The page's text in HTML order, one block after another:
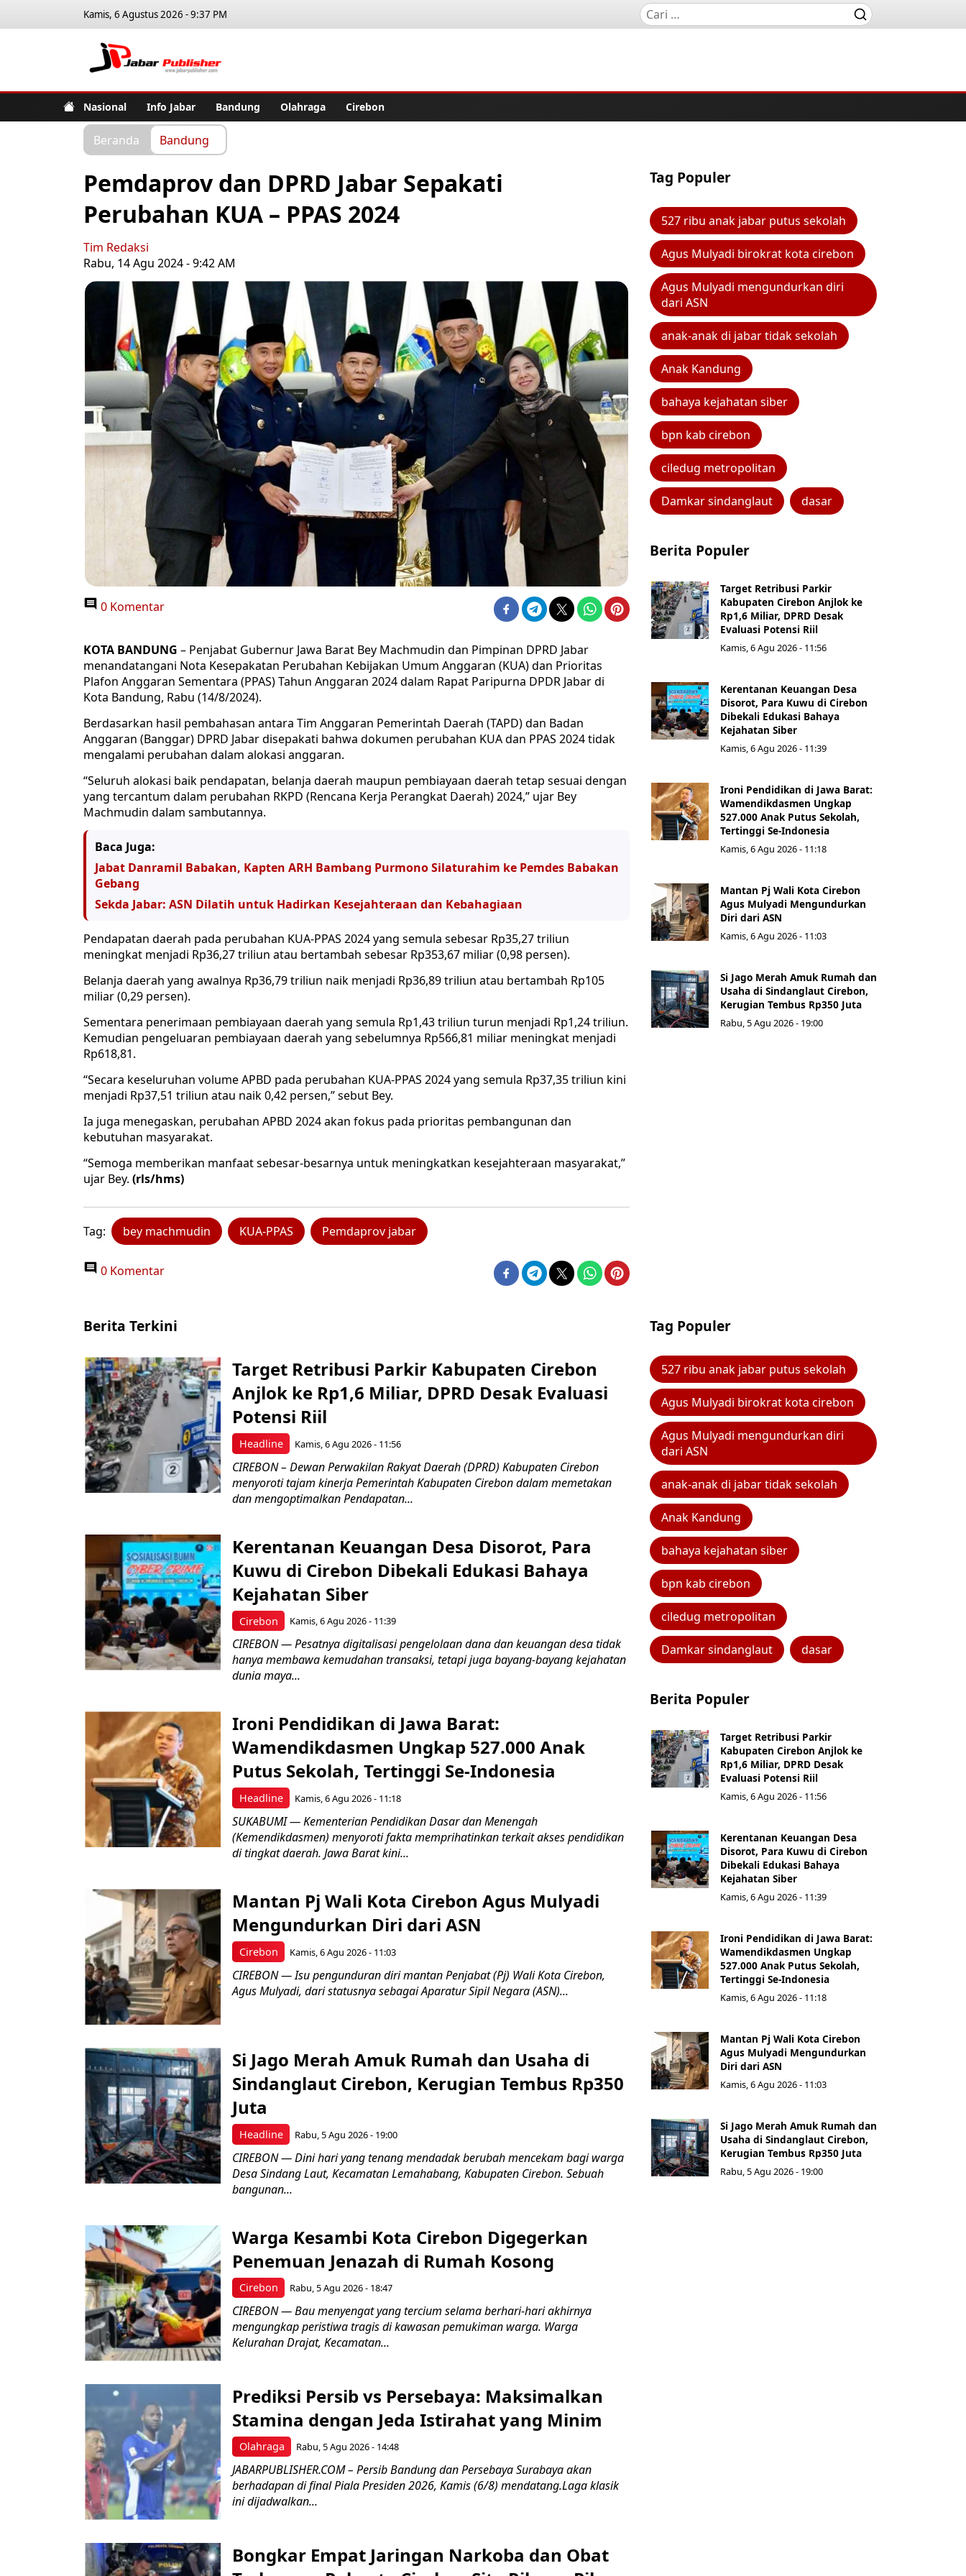
Kamis, 6 Agustus 2026 - 9:37 PM
Nasional Info Jabar Bandung Olahraga Cirebon
Beranda Bandung
Pemdaprov dan DPRD Jabar Sepakati
Perubahan KUA – PPAS 2024
Tim Redaksi
Rabu, 14 Agu 2024 - 9:42 AM
0 Komentar
KOTA BANDUNG – Penjabat Gubernur Jawa Barat Bey Machmudin dan Pimpinan DPRD Jabar
menandatangani Nota Kesepakatan Perubahan Kebijakan Umum Anggaran (KUA) dan Prioritas
Plafon Anggaran Sementara (PPAS) Tahun Anggaran 2024 dalam Rapat Paripurna DPDR Jabar di
Kota Bandung, Rabu (14/8/2024).
Berdasarkan hasil pembahasan antara Tim Anggaran Pemerintah Daerah (TAPD) dan Badan
Anggaran (Banggar) DPRD Jabar disepakati bahwa dokumen perubahan KUA dan PPAS 2024 tidak
mengalami perubahan dalam alokasi anggaran.
“Seluruh alokasi baik pendapatan, belanja daerah maupun pembiayaan daerah tetap sesuai dengan
yang tercantum dalam perubahan RKPD (Rencana Kerja Perangkat Daerah) 2024,” ujar Bey
Machmudin dalam sambutannya.
Baca Juga:
Jabat Danramil Babakan, Kapten ARH Bambang Purmono Silaturahim ke Pemdes Babakan
Gebang
Sekda Jabar: ASN Dilatih untuk Hadirkan Kesejahteraan dan Kebahagiaan
Pendapatan daerah pada perubahan KUA-PPAS 2024 yang semula sebesar Rp35,27 triliun
meningkat menjadi Rp36,27 triliun atau bertambah sebesar Rp353,67 miliar (0,98 persen).
Belanja daerah yang awalnya Rp36,79 triliun naik menjadi Rp36,89 triliun atau bertambah Rp105
miliar (0,29 persen).
Sementara penerimaan pembiayaan daerah yang semula Rp1,43 triliun turun menjadi Rp1,24 triliun.
Kemudian pengeluaran pembiayaan daerah yang sebelumnya Rp566,81 miliar meningkat menjadi
Rp618,81.
“Secara keseluruhan volume APBD pada perubahan KUA-PPAS 2024 yang semula Rp37,35 triliun kini
menjadi Rp37,51 triliun atau naik 0,42 persen,” sebut Bey.
Ia juga menegaskan, perubahan APBD 2024 akan fokus pada prioritas pembangunan dan
kebutuhan masyarakat.
“Semoga memberikan manfaat sebesar-besarnya untuk meningkatkan kesejahteraan masyarakat,”
ujar Bey. (rls/hms)
Tag: bey machmudin KUA-PPAS Pemdaprov jabar
0 Komentar
Tag Populer
527 ribu anak jabar putus sekolah
Agus Mulyadi birokrat kota cirebon
Agus Mulyadi mengundurkan diri
dari ASN
anak-anak di jabar tidak sekolah
Anak Kandung
bahaya kejahatan siber
bpn kab cirebon
ciledug metropolitan
Damkar sindanglaut dasar
Berita Populer
Target Retribusi Parkir
Kabupaten Cirebon Anjlok ke
Rp1,6 Miliar, DPRD Desak
Evaluasi Potensi Riil
Kamis, 6 Agu 2026 - 11:56
Kerentanan Keuangan Desa
Disorot, Para Kuwu di Cirebon
Dibekali Edukasi Bahaya
Kejahatan Siber
Kamis, 6 Agu 2026 - 11:39
Ironi Pendidikan di Jawa Barat:
Wamendikdasmen Ungkap
527.000 Anak Putus Sekolah,
Tertinggi Se-Indonesia
Kamis, 6 Agu 2026 - 11:18
Mantan Pj Wali Kota Cirebon
Agus Mulyadi Mengundurkan
Diri dari ASN
Kamis, 6 Agu 2026 - 11:03
Si Jago Merah Amuk Rumah dan
Usaha di Sindanglaut Cirebon,
Kerugian Tembus Rp350 Juta
Rabu, 5 Agu 2026 - 19:00
Berita Terkini
Headline
Target Retribusi Parkir Kabupaten Cirebon
Anjlok ke Rp1,6 Miliar, DPRD Desak Evaluasi
Potensi Riil
Kamis, 6 Agu 2026 - 11:56
CIREBON – Dewan Perwakilan Rakyat Daerah (DPRD) Kabupaten Cirebon
menyoroti tajam kinerja Pemerintah Kabupaten Cirebon dalam memetakan
dan mengoptimalkan Pendapatan...
Cirebon
Kerentanan Keuangan Desa Disorot, Para
Kuwu di Cirebon Dibekali Edukasi Bahaya
Kejahatan Siber
Kamis, 6 Agu 2026 - 11:39
CIREBON — Pesatnya digitalisasi pengelolaan dana dan keuangan desa tidak
hanya membawa kemudahan transaksi, tetapi juga bayang-bayang kejahatan
dunia maya...
Headline
Ironi Pendidikan di Jawa Barat:
Wamendikdasmen Ungkap 527.000 Anak
Putus Sekolah, Tertinggi Se-Indonesia
Kamis, 6 Agu 2026 - 11:18
SUKABUMI — Kementerian Pendidikan Dasar dan Menengah
(Kemendikdasmen) menyoroti fakta memprihatinkan terkait akses pendidikan
di tingkat daerah. Jawa Barat kini...
Cirebon
Mantan Pj Wali Kota Cirebon Agus Mulyadi
Mengundurkan Diri dari ASN
Kamis, 6 Agu 2026 - 11:03
CIREBON — Isu pengunduran diri mantan Penjabat (Pj) Wali Kota Cirebon,
Agus Mulyadi, dari statusnya sebagai Aparatur Sipil Negara (ASN)...
Headline
Si Jago Merah Amuk Rumah dan Usaha di
Sindanglaut Cirebon, Kerugian Tembus Rp350
Juta
Rabu, 5 Agu 2026 - 19:00
CIREBON — Dini hari yang tenang mendadak berubah mencekam bagi warga
Desa Sindang Laut, Kecamatan Lemahabang, Kabupaten Cirebon. Sebuah
bangunan...
Cirebon
Warga Kesambi Kota Cirebon Digegerkan
Penemuan Jenazah di Rumah Kosong
Rabu, 5 Agu 2026 - 18:47
CIREBON — Bau menyengat yang tercium selama berhari-hari akhirnya
mengungkap peristiwa tragis di kawasan pemukiman warga. Warga
Kelurahan Drajat, Kecamatan...
Olahraga
Prediksi Persib vs Persebaya: Maksimalkan
Stamina dengan Jeda Istirahat yang Minim
Rabu, 5 Agu 2026 - 14:48
JABARPUBLISHER.COM – Persib Bandung dan Persebaya Surabaya akan
berhadapan di final Piala Presiden 2026, Kamis (6/8) mendatang.Laga klasik
ini dijadwalkan...
Bongkar Empat Jaringan Narkoba dan Obat
Tag Populer
527 ribu anak jabar putus sekolah
Agus Mulyadi birokrat kota cirebon
Agus Mulyadi mengundurkan diri
dari ASN
anak-anak di jabar tidak sekolah
Anak Kandung
bahaya kejahatan siber
bpn kab cirebon
ciledug metropolitan
Damkar sindanglaut dasar
Berita Populer
Target Retribusi Parkir
Kabupaten Cirebon Anjlok ke
Rp1,6 Miliar, DPRD Desak
Evaluasi Potensi Riil
Kamis, 6 Agu 2026 - 11:56
Kerentanan Keuangan Desa
Disorot, Para Kuwu di Cirebon
Dibekali Edukasi Bahaya
Kejahatan Siber
Kamis, 6 Agu 2026 - 11:39
Ironi Pendidikan di Jawa Barat:
Wamendikdasmen Ungkap
527.000 Anak Putus Sekolah,
Tertinggi Se-Indonesia
Kamis, 6 Agu 2026 - 11:18
Mantan Pj Wali Kota Cirebon
Agus Mulyadi Mengundurkan
Diri dari ASN
Kamis, 6 Agu 2026 - 11:03
Si Jago Merah Amuk Rumah dan
Usaha di Sindanglaut Cirebon,
Kerugian Tembus Rp350 Juta
Rabu, 5 Agu 2026 - 19:00